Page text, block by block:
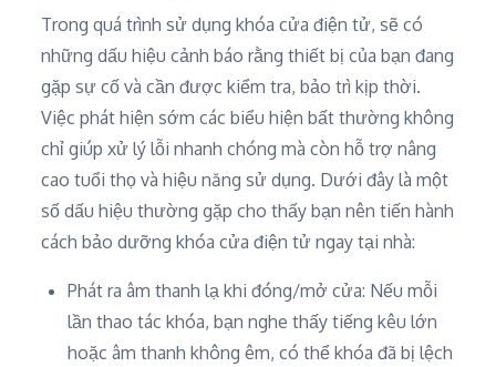
Trong quá trình sử dụng khóa cửa điện tử, sẽ có
những dấu hiệu cảnh báo rằng thiết bị của bạn đang
gặp sự cố và cần được kiểm tra, bảo trì kịp thời.
Việc phát hiện sớm các biểu hiện bất thường không
chỉ giúp xử lý lỗi nhanh chóng mà còn hỗ trợ nâng
cao tuổi thọ và hiệu năng sử dụng. Dưới đây là một
số dấu hiệu thường gặp cho thấy bạn nên tiến hành
cách bảo dưỡng khóa cửa điện tử ngay tại nhà:
Phát ra âm thanh lạ khi đóng/mở cửa: Nếu mỗi
lần thao tác khóa, bạn nghe thấy tiếng kêu lớn
hoặc âm thanh không êm, có thể khóa đã bị lệch